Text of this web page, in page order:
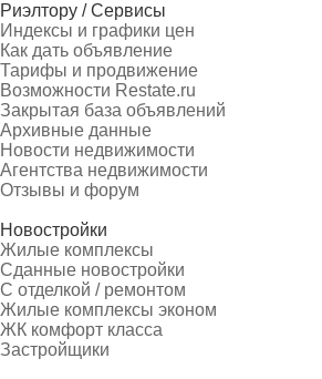
Риэлтору / Сервисы
Индексы и графики цен
Как дать объявление
Тарифы и продвижение
Возможности Restate.ru
Закрытая база объявлений
Архивные данные
Новости недвижимости
Агентства недвижимости
Отзывы и форум
Новостройки
Жилые комплексы
Сданные новостройки
С отделкой / ремонтом
Жилые комплексы эконом
ЖК комфорт класса
Застройщики